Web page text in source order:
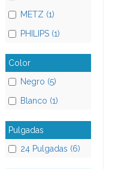
METZ (1)
PHILIPS (1)
Color
Negro (5)
Blanco (1)
Pulgadas
24 Pulgadas (6)